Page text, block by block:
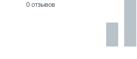
0 отзывов